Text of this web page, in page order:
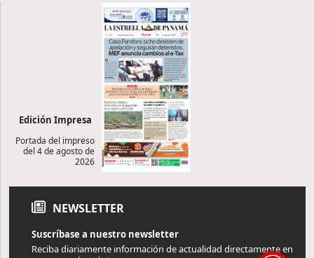
Edición Impresa
Portada del impreso
del 4 de agosto de
2026
NEWSLETTER
Suscríbase a nuestro newsletter
Reciba diariamente información de actualidad directamente en